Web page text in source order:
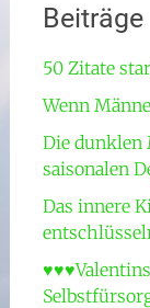
Beiträge
50 Zitate
Wenn
Die dunklen
saisonalen
Das innere